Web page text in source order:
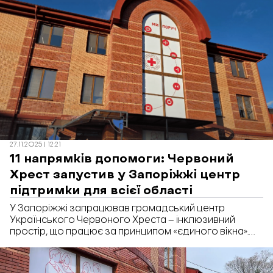
27.11.2025 | 12:21
11 напрямків допомоги: Червоний
Хрест запустив у Запоріжжі центр
підтримки для всієї області
У Запоріжжі запрацював громадський центр
Українського Червоного Хреста – інклюзивний
простір, що працює за принципом «єдиного вікна».
широкий спектр соціальних, психологічних та освітніх
послуг. Про це повідомили в міській раді.